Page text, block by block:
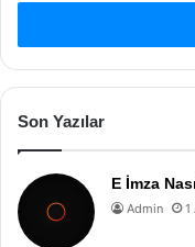
Son Yazılar
E İmza
Admin 1